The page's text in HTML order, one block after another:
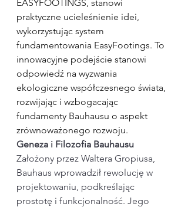
EASYFOOTINGS, stanowi
praktyczne ucieleśnienie idei,
wykorzystując system
fundamentowania EasyFootings. To
innowacyjne podejście stanowi
odpowiedź na wyzwania
ekologiczne współczesnego świata,
rozwijając i wzbogacając
fundamenty Bauhausu o aspekt
zrównoważonego rozwoju.
Geneza i Filozofia Bauhausu
Założony przez Waltera Gropiusa,
Bauhaus wprowadził rewolucję w
projektowaniu, podkreślając
prostotę i funkcjonalność. Jego